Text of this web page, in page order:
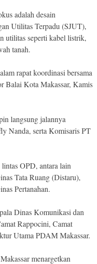
adalah desain
Utilitas Terpadu (SJUT),
utilitas seperti kabel listrik,
tanah.
rapat koordinasi bersama
Balai Kota Makassar, Kamis
langsung jalannya
Nanda, serta Komisaris PT
OPD, antara lain
Tata Ruang (Distaru),
Pertanahan.
Dinas Komunikasi dan
Rappocini, Camat
Utama PDAM Makassar.
menargetkan